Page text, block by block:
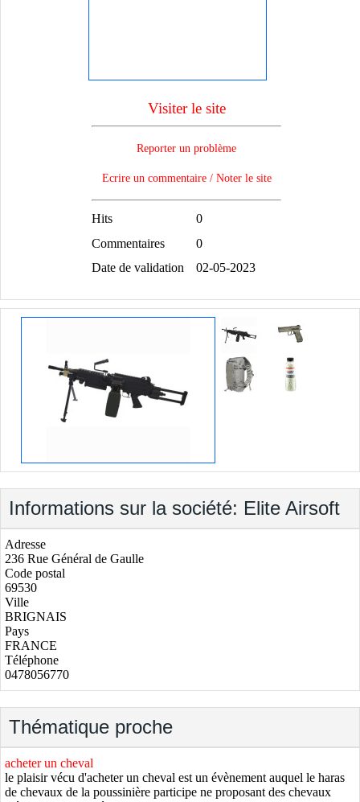
Visiter le site
Reporter un problème
Ecrire un commentaire / Noter le site
Hits
0
Commentaires
0
Date de validation
02-05-2023
Informations sur la société: Elite Airsoft
Adresse
236 Rue Général de Gaulle
Code postal
69530
Ville
BRIGNAIS
Pays
FRANCE
Téléphone
0478056770
Thématique proche
acheter un cheval
le plaisir vécu d'acheter un cheval est un évènement auquel le haras
de chevaux de la poussinière participe ne proposant des chevaux